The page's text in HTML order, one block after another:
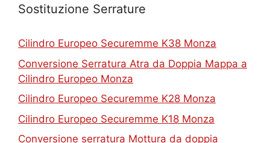
Sostituzione Serrature
Cilindro Europeo Securemme K38 Monza
Conversione Serratura Atra da Doppia Mappa a
Cilindro Europeo Monza
Cilindro Europeo Securemme K28 Monza
Cilindro Europeo Securemme K18 Monza
Conversione serratura Mottura da doppia